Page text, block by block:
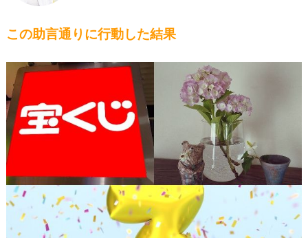
この助言通りに行動した結果